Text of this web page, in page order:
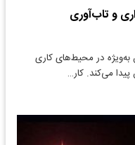
و تاب‌آوری
در محیط‌های کاری
می‌کند. کار…